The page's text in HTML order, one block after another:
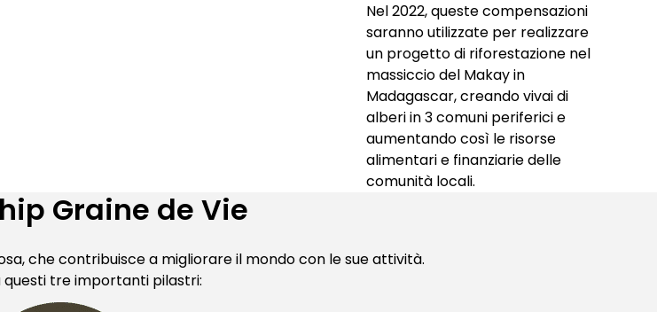
Nel 2022, queste compensazioni
saranno utilizzate per realizzare
un progetto di riforestazione nel
massiccio del Makay in
Madagascar, creando vivai di
alberi in 3 comuni periferici e
aumentando così le risorse
alimentari e finanziarie delle
comunità locali.
Graine de Vie
che contribuisce a migliorare il mondo con le sue attività.
questi tre importanti pilastri: